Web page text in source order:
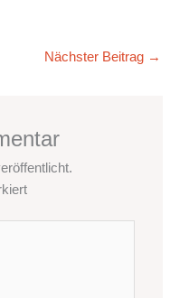
Nächster Beitrag →